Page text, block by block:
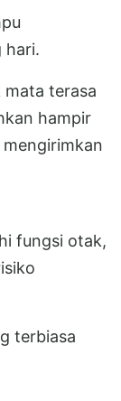
hari.
mata terasa
hampir
fungsi otak,
terbiasa